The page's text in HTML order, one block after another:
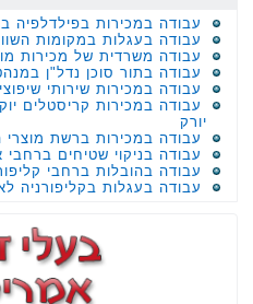
עבודה במכירות
עבודה בעגלות במקומות
עבודה משרדית של מכירות
עבודה בתור סוכן נדל"ן
עבודה במכירות שירותי
עבודה במכירות קריסטלים
יורק
עבודה במכירות ברשת מוצרי
עבודה בניקוי שטיחים
עבודה בהובלות ברחבי
עבודה בעגלות בקליפורניה